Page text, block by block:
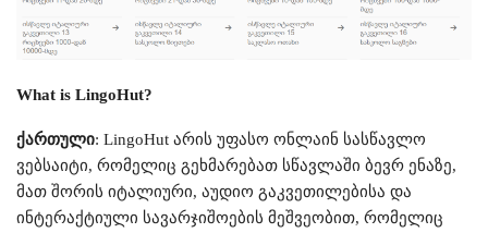
What is LingoHut?
ქართული: LingoHut არის უფასო ონლაინ სასწავლო
ვებსაიტი, რომელიც გეხმარებათ სწავლაში ბევრ ენაზე,
მათ შორის იტალიური, აუდიო გაკვეთილებისა და
ინტერაქტიული სავარჯიშოების მეშვეობით, რომელიც